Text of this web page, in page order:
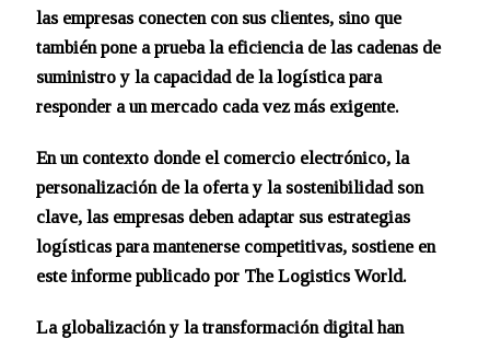
las empresas conecten con sus clientes, sino que
también pone a prueba la eficiencia de las cadenas de
suministro y la capacidad de la logística para
responder a un mercado cada vez más exigente.
En un contexto donde el comercio electrónico, la
personalización de la oferta y la sostenibilidad son
clave, las empresas deben adaptar sus estrategias
logísticas para mantenerse competitivas, sostiene en
este informe publicado por The Logistics World.
La globalización y la transformación digital han